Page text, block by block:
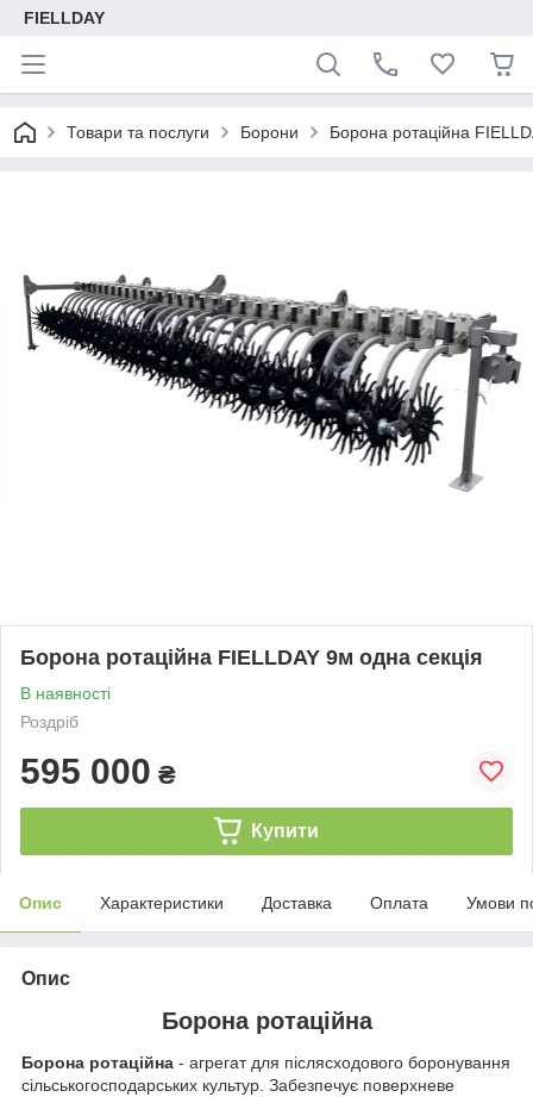
FIELLDAY
Товари та послуги Борони Борона ротаційна
Борона ротаційна FIELLDAY 9м одна секція
В наявності
Роздріб
595 000 ₴
Купити
Опис Характеристики Доставка Оплата Умови
Опис
Борона ротаційна
Борона ротаційна - агрегат для післясходового боронування
сільськогосподарських культур. Забезпечує поверхневе